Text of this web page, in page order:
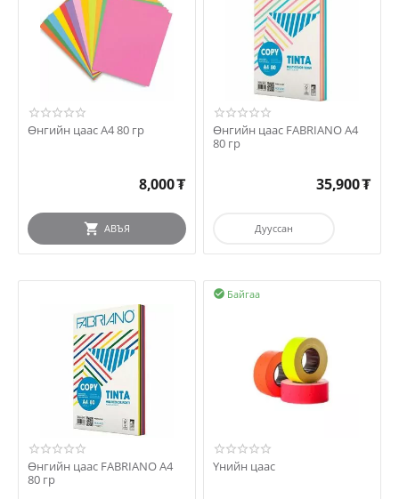
Өнгийн цаас А4 80 гр
8,000₮
АВЪЯ
Өнгийн цаас FABRIANO А4
80 гр
35,900₮
Дууссан
Өнгийн цаас FABRIANO А4
80 гр
Байгаа

Үнийн цаас